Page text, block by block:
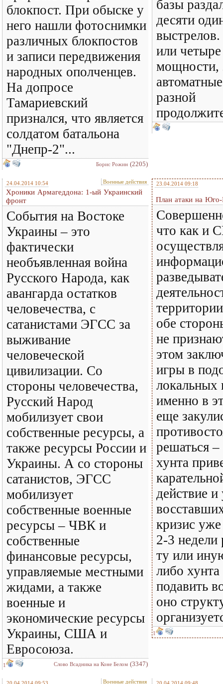
блокпост. При обыске у
него нашли фотоснимки
различных блокпостов
и записи передвижения
народных ополченцев.
На допросе
Тамариевский
признался, что является
солдатом батальона
"Днепр-2"...
Борис Рожин (2205)
базы
десяти
или
мощности,
разной
24.04.2014 10:54 Военные действия
Хроники Армагеддона: 1-ый Украинский
фронт
События на Востоке
Украины – это
фактически
необъявленная война
Русского Народа, как
авангарда остатков
человечества, с
сатанистами ЭГСС за
выживание
человеческой
цивилизации. Со
стороны человечества,
Русский Народ
мобилизует свои
собственные ресурсы, а
также ресурсы России и
Украины. А со стороны
сатанистов, ЭГСС
мобилизует
собственные военные
ресурсы – ЧВК и
собственные
финансовые ресурсы,
управляемые местными
жидами, а также
военные и
экономические ресурсы
Украины, США и
Евросоюза.
1 Слово Всадника на Коне Белом (3347)
23.04.2014 09:18
План атаки на Юго-
что как и
обе
не
этом
игры в
локальных
именно в
еще
решаться
хунта
действие
кризис
2-3 недели
ту или
либо
подавить
оно
1
20.04.2014 09:53 Военные действия 20.04.2014 09:48